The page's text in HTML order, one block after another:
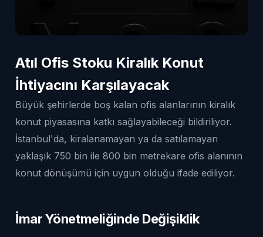
Atıl Ofis Stoku Kiralık Konut
İhtiyacını Karşılayacak
Büyük şehirlerde boş kalan ofis alanlarının kiralık
konut piyasasına katkı sağlayabileceği bildiriliyor.
İstanbul'da, kiralanamayan ya da satılamayan
yaklaşık 750 bin ile 800 bin metrekare ofis alanının
konut dönüşümü için uygun olduğu ifade ediliyor.
İmar Yönetmeliğinde Değişiklik